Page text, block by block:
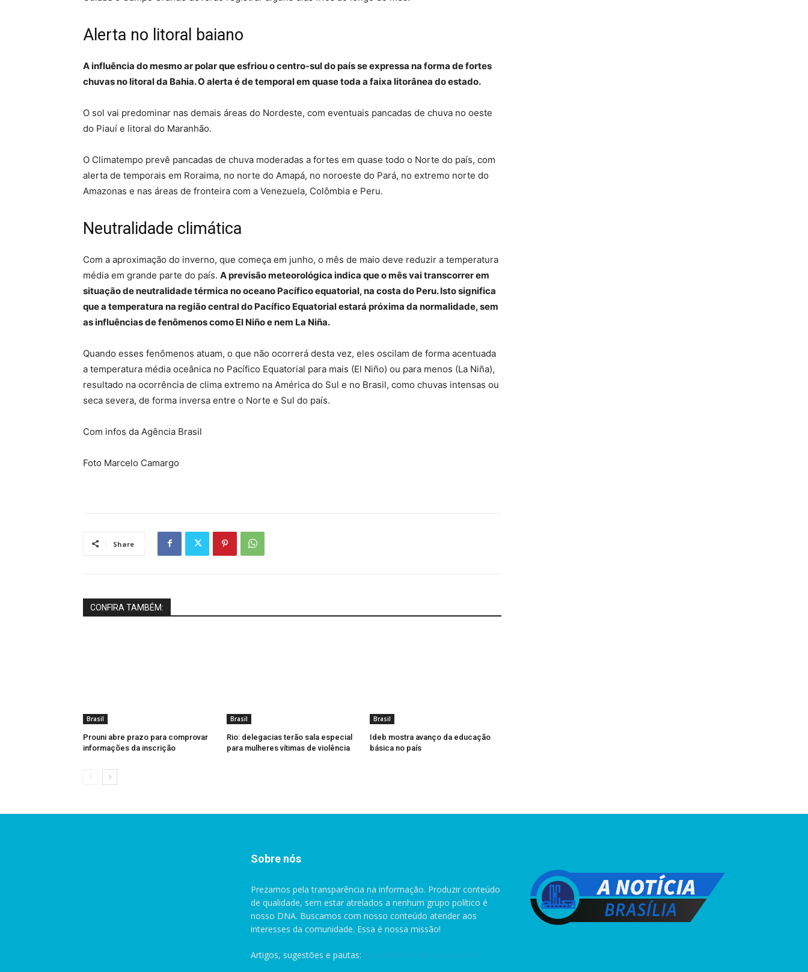
Alerta no litoral baiano
A influência do mesmo ar polar que esfriou o centro-sul do país se expressa na forma de fortes
chuvas no litoral da Bahia. O alerta é de temporal em quase toda a faixa litorânea do estado.
O sol vai predominar nas demais áreas do Nordeste, com eventuais pancadas de chuva no oeste
do Piauí e litoral do Maranhão.
O Climatempo prevê pancadas de chuva moderadas a fortes em quase todo o Norte do país, com
alerta de temporais em Roraima, no norte do Amapá, no noroeste do Pará, no extremo norte do
Amazonas e nas áreas de fronteira com a Venezuela, Colômbia e Peru.
Neutralidade climática
Com a aproximação do inverno, que começa em junho, o mês de maio deve reduzir a temperatura
média em grande parte do país. A previsão meteorológica indica que o mês vai transcorrer em
situação de neutralidade térmica no oceano Pacífico equatorial, na costa do Peru. Isto significa
que a temperatura na região central do Pacífico Equatorial estará próxima da normalidade, sem
as influências de fenômenos como El Niño e nem La Niña.
Quando esses fenômenos atuam, o que não ocorrerá desta vez, eles oscilam de forma acentuada
a temperatura média oceânica no Pacífico Equatorial para mais (El Niño) ou para menos (La Niña),
resultado na ocorrência de clima extremo na América do Sul e no Brasil, como chuvas intensas ou
seca severa, de forma inversa entre o Norte e Sul do país.
Com infos da Agência Brasil
Foto Marcelo Camargo
Share
CONFIRA TAMBÉM:
Brasil
Prouni abre prazo para comprovar
informações da inscrição
Brasil
Rio: delegacias terão sala especial
para mulheres vítimas de violência
Brasil
Ideb mostra avanço da educação
básica no país
Sobre nós
Prezamos pela transparência na informação. Produzir conteúdo
de qualidade, sem estar atrelados a nenhum grupo político é
nosso DNA. Buscamos com nosso conteúdo atender aos
interesses da comunidade. Essa é nossa missão!
Artigos, sugestões e pautas: pauta@anoticiabrasilia.com.br